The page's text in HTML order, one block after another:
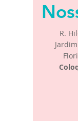
R.